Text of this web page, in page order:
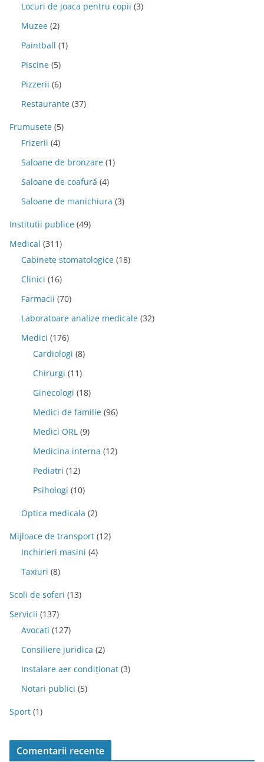
Locuri de joaca pentru copii (3)
Muzee (2)
Paintball (1)
Piscine (5)
Pizzerii (6)
Restaurante (37)
Frumusete (5)
Frizerii (4)
Saloane de bronzare (1)
Saloane de coafură (4)
Saloane de manichiura (3)
Institutii publice (49)
Medical (311)
Cabinete stomatologice (18)
Clinici (16)
Farmacii (70)
Laboratoare analize medicale (32)
Medici (176)
Cardiologi (8)
Chirurgi (11)
Ginecologi (18)
Medici de familie (96)
Medici ORL (9)
Medicina interna (12)
Pediatri (12)
Psihologi (10)
Optica medicala (2)
Mijloace de transport (12)
Inchirieri masini (4)
Taxiuri (8)
Scoli de soferi (13)
Servicii (137)
Avocati (127)
Consiliere juridica (2)
Instalare aer condiționat (3)
Notari publici (5)
Sport (1)
Comentarii recente